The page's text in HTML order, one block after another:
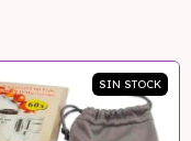
SIN STOCK